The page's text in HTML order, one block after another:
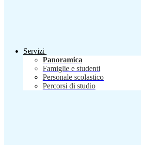
Servizi
Panoramica
Famiglie e studenti
Personale scolastico
Percorsi di studio